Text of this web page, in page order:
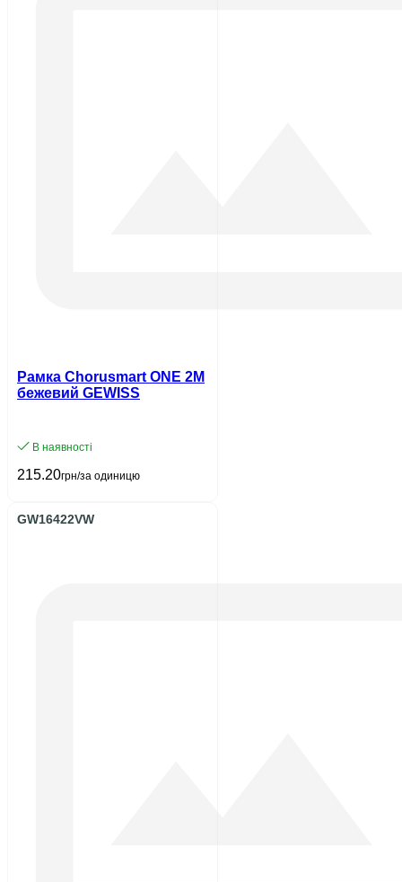
Рамка Chorusmart ONE 2M
бежевий GEWISS
В наявності
215.20грн/за одиницю
GW16422VW